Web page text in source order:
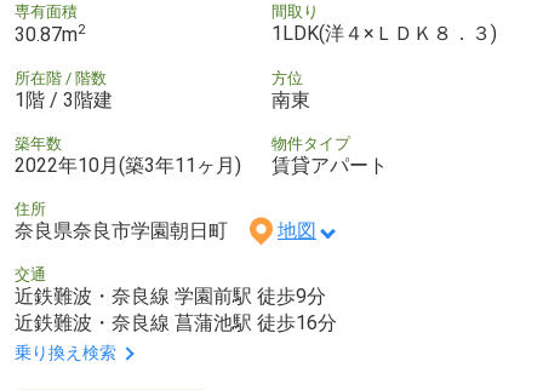
専有面積
30.87m2
間取り
1LDK(洋４×ＬＤＫ８．３)
所在階 / 階数
1階 / 3階建
方位
南東
築年数
2022年10月(築3年11ヶ月)
物件タイプ
賃貸アパート
住所
奈良県奈良市学園朝日町 地図
交通
近鉄難波・奈良線 学園前駅 徒歩9分
近鉄難波・奈良線 菖蒲池駅 徒歩16分
乗り換え検索